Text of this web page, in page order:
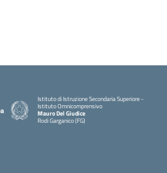
Istituto di Istruzione Secondaria Superiore -
Istituto Omnicomprensivo
Mauro Del Giudice
Rodi Garganico (FG)
— Visita la pagina iniziale della scuola